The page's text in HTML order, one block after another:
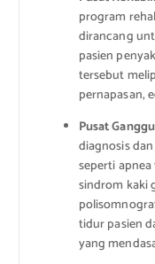
program
dirancang
pasien
tersebut
pernapasan,
Pusat
diagnosis
seperti
sindrom kaki
tidur pasien
yang